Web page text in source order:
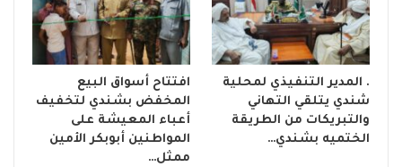
. المدير التنفيذي لمحلية
شندي يتلقي التهاني
والتبريكات من الطريقة
الختميه بشندي…
افتتاح أسواق البيع
المخفض بشندي لتخفيف
أعباء المعيشة على
المواطنين أبوبكر الأمين
ممثل…